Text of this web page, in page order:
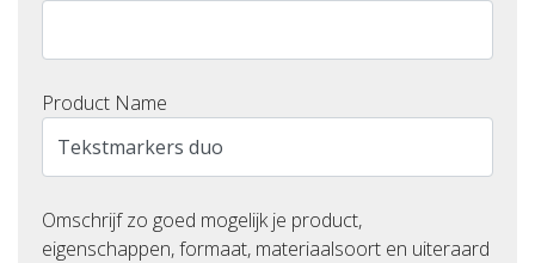
Product Name
Omschrijf zo goed mogelijk je product,
eigenschappen, formaat, materiaalsoort en uiteraard